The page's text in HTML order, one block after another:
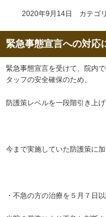
2020年9月14日 カテゴリ
緊急事態宣言への対応
緊急事態宣言を受けて、院内
タッフの安全確保のため、
防護策レベルを一段階引き上
今まで実施していた防護策に
・不急の方の治療を５月７日